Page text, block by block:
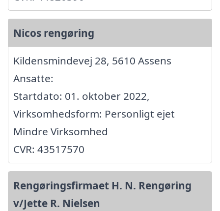
Nicos rengøring
Kildensmindevej 28, 5610 Assens
Ansatte:
Startdato: 01. oktober 2022,
Virksomhedsform: Personligt ejet
Mindre Virksomhed
CVR: 43517570
Rengøringsfirmaet H. N. Rengøring
v/Jette R. Nielsen